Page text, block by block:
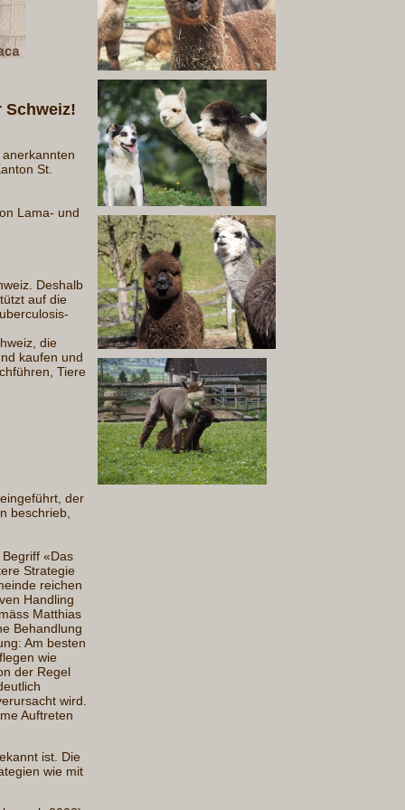
Schweiz!
St.
Lama- und
Deshalb
auf die
die
kaufen und
Tiere
der
beschrieb,
«Das
Strategie
reichen
Handling
Matthias
Behandlung
Am besten
wie
der Regel
wird.
Auftreten
ist. Die
wie mit